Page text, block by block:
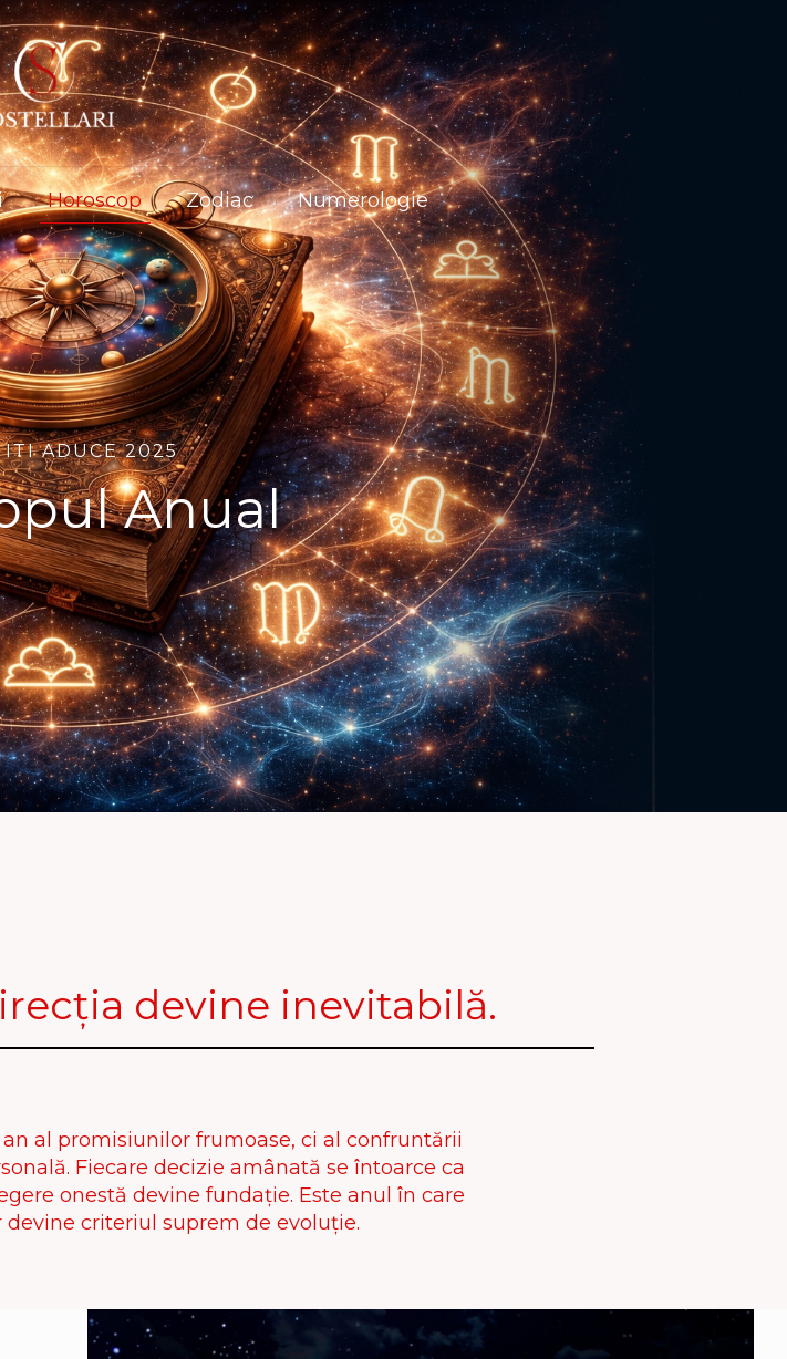
Horoscop Zodiac Numerologie
ITI ADUCE 2025
Anual
devine inevitabilă.
al promisiunilor frumoase, ci al confruntării
Fiecare decizie amânată se întoarce ca
onestă devine fundație. Este anul în care
criteriul suprem de evoluție.